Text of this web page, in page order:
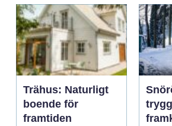
Trähus: Naturligt
boende för
framtiden
trygg